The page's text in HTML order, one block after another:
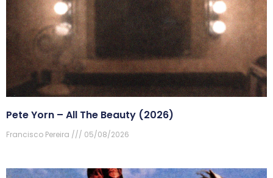
Pete Yorn – All The Beauty (2026)
Francisco Pereira 05/08/2026